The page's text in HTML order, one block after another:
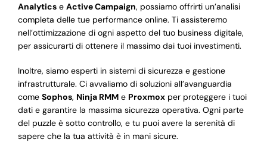
Analyticse Active Campaign, possiamo offrirti un’analisi
completa delle tue performance online. Ti assisteremo
nell’ottimizzazione di ogni aspetto del tuo business digitale,
per assicurarti di ottenere il massimo dai tuoi investimenti.
Inoltre, siamo esperti in sistemi di sicurezza e gestione
infrastrutturale. Ci avvaliamo di soluzioni all’avanguardia
come Sophos, Ninja RMMe Proxmoxper proteggere i tuoi
dati e garantire la massima sicurezza operativa. Ogni parte
del puzzle è sotto controllo, e tu puoi avere la serenità di
sapere che la tua attività è in mani sicure.